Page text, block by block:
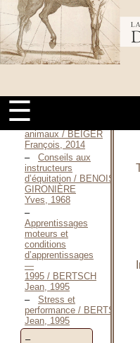
cheval
☰
horse-ball
comme moyen
de mise en
selle / BATLE
Jean-Noël, mars
2000
Rolf, 1974
avec les
animaux / BEIGER
François, 2014
Conseils aux
instructeurs
d’équitation / BENOIST-
GIRONIÈRE
Yves, 1968
Apprentissages
moteurs et
conditions
d’apprentissages
—
1995 / BERTSCH
Jean, 1995
Stress et
performance / BERTSCH
Jean, 1995